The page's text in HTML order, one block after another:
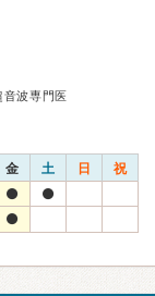
音波専門医
金 土 日 祝